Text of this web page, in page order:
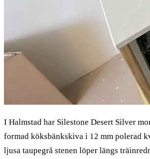
I Halmstad har Silestone Desert Silver
formad köksbänkskiva i 12 mm polerad
ljusa taupegrå stenen löper längs